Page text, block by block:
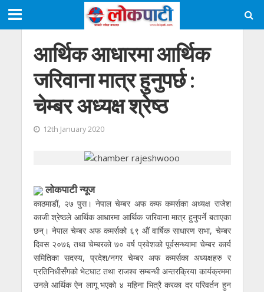
आर्थिक आधारमा आर्थिक
जरिवाना मात्र हुनुपर्छ :
चेम्बर अध्यक्ष श्रेष्ठ
12th January 2020
लाेकपाटी न्यूज
काठमाडौं, २७ पुस। नेपाल चेम्बर अफ कफ कमर्सका अध्यक्ष राजेश
काजी श्रेष्ठले आर्थिक आधारमा आर्थिक जरिवाना मात्र हुनुपर्ने बताएका
छन्। नेपाल चेम्बर अफ कमर्सको ६९ औं वार्षिक साधारण सभा, चेम्बर
दिवस २०७६ तथा चेम्बरको ७० वर्ष प्रवेशको पूर्वसन्ध्यामा चेम्बर कार्य
समितिका सदस्य, प्रदेश/नगर चेम्बर अफ कमर्सका अध्यक्षहरु र
प्रतिनिधीसँगको भेटघाट तथा राजश्व सम्बन्धी अन्तरक्रिया कार्यक्रममा
उनले आर्थिक ऐन लागू भएको ४ महिना भित्रै करका दर परिवर्तन हुन